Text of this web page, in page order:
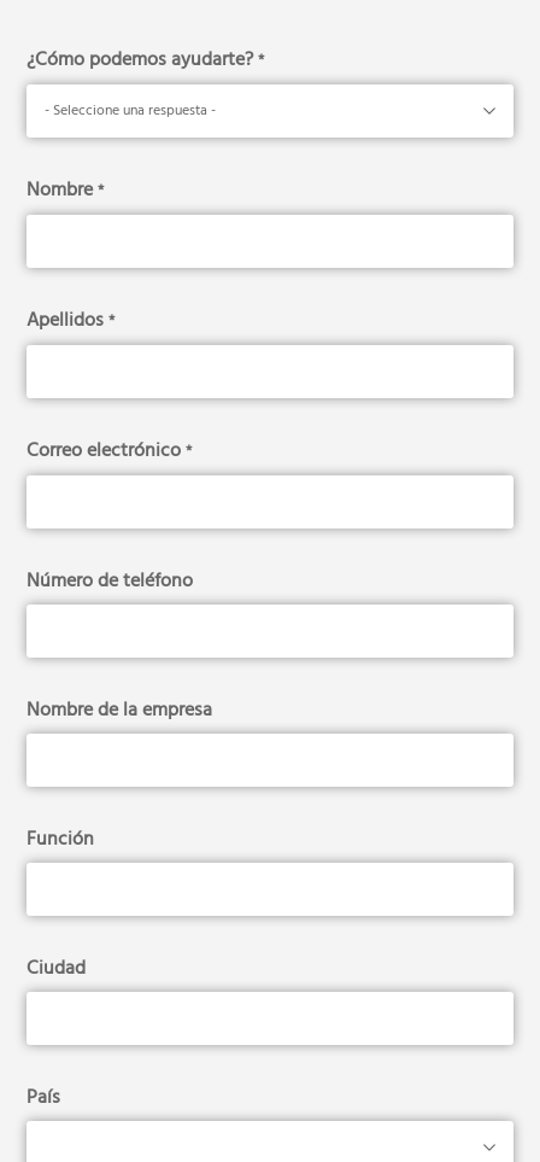
¿Cómo podemos ayudarte?*
Nombre*
Apellidos*
Correo electrónico*
Número de teléfono
Nombre de la empresa
Función
Ciudad
País